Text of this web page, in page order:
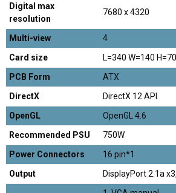
Digital max
resolution
7680 x 4320
Multi-view
4
Card size
L=340 W=140
PCB Form
ATX
DirectX
DirectX 12 API
OpenGL
OpenGL 4.6
Recommended PSU
750W
Power Connectors
16 pin*1
Output
DisplayPort 2.1a